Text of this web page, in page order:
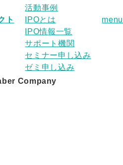
ト
活動事例
IPOとは
IPO情報一覧
サポート機関
セミナー申し込み
ゼミ申し込み
menu
Company